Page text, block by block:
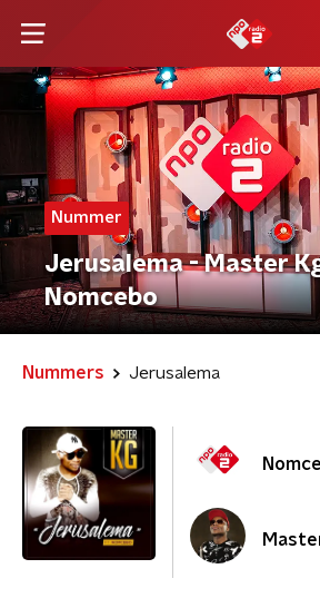
Nummer
Jerusalema - Master
Nomcebo
Nummers Jerusalema